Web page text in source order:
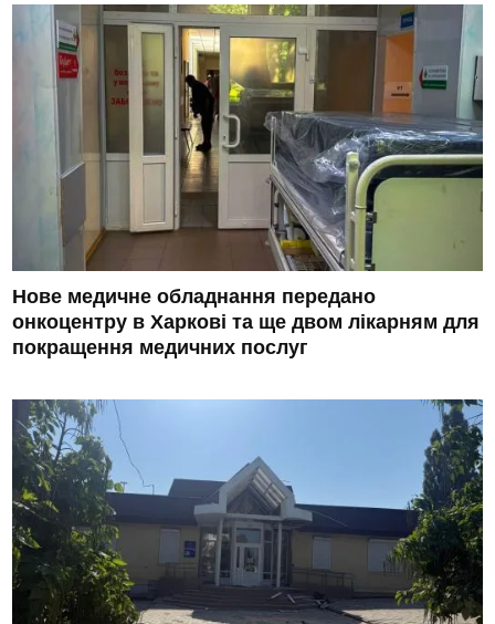
Нове медичне обладнання передано
онкоцентру в Харкові та ще двом лікарням для
покращення медичних послуг